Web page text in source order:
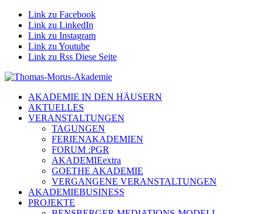
Link zu Facebook
Link zu LinkedIn
Link zu Instagram
Link zu Youtube
Link zu Rss Diese Seite
AKADEMIE IN DEN HÄUSERN
AKTUELLES
VERANSTALTUNGEN
TAGUNGEN
FERIENAKADEMIEN
FORUM :PGR
AKADEMIEextra
GOETHE AKADEMIE
VERGANGENE VERANSTALTUNGEN
AKADEMIEBUSINESS
PROJEKTE